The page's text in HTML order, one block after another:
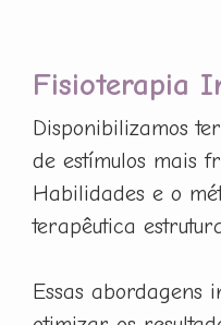
Fisioterapia
Disponibilizamos
de estímulos mais
Habilidades e o
terapêutica
Essas abordagens